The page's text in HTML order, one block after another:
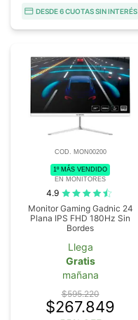
DESDE 6 CUOTAS SIN INTERÉS
COD. MON00200
1º MÁS VENDIDO
EN MONITORES
4.9
Monitor Gaming Gadnic 24
Plana IPS FHD 180Hz Sin
Bordes
Llega
Gratis
mañana
$595.220
$267.849